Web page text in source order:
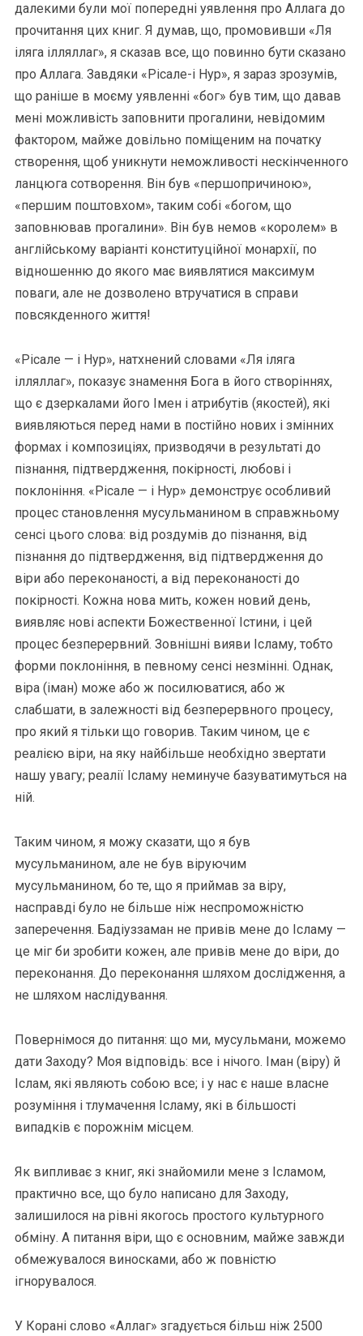
далекими були мої попередні уявлення про Аллага до
прочитання цих книг. Я думав, що, промовивши «Ля
іляга ілляллаг», я сказав все, що повинно бути сказано
про Аллага. Завдяки «Рісале-і Нур», я зараз зрозумів,
що раніше в моєму уявленні «бог» був тим, що давав
мені можливість заповнити прогалини, невідомим
фактором, майже довільно поміщеним на початку
створення, щоб уникнути неможливості нескінченного
ланцюга сотворення. Він був «першопричиною»,
«першим поштовхом», таким собі «богом, що
заповнював прогалини». Він був немов «королем» в
англійському варіанті конституційної монархії, по
відношенню до якого має виявлятися максимум
поваги, але не дозволено втручатися в справи
повсякденного життя!
«Рісале — і Нур», натхнений словами «Ля іляга
ілляллаг», показує знамення Бога в його створіннях,
що є дзеркалами його Імен і атрибутів (якостей), які
виявляються перед нами в постійно нових і змінних
формах і композиціях, призводячи в результаті до
пізнання, підтвердження, покірності, любові і
поклоніння. «Рісале — і Нур» демонструє особливий
процес становлення мусульманином в справжньому
сенсі цього слова: від роздумів до пізнання, від
пізнання до підтвердження, від підтвердження до
віри або переконаності, а від переконаності до
покірності. Кожна нова мить, кожен новий день,
виявляє нові аспекти Божественної Істини, і цей
процес безперервний. Зовнішні вияви Ісламу, тобто
форми поклоніння, в певному сенсі незмінні. Однак,
віра (іман) може або ж посилюватися, або ж
слабшати, в залежності від безперервного процесу,
про який я тільки що говорив. Таким чином, це є
реалією віри, на яку найбільше необхідно звертати
нашу увагу; реалії Ісламу неминуче базуватимуться на
ній.
Таким чином, я можу сказати, що я був
мусульманином, але не був віруючим
мусульманином, бо те, що я приймав за віру,
насправді було не більше ніж неспроможністю
заперечення. Бадіуззаман не привів мене до Ісламу —
це міг би зробити кожен, але привів мене до віри, до
переконання. До переконання шляхом дослідження, а
не шляхом наслідування.
Повернімося до питання: що ми, мусульмани, можемо
дати Заходу? Моя відповідь: все і нічого. Іман (віру) й
Іслам, які являють собою все; і у нас є наше власне
розуміння і тлумачення Ісламу, які в більшості
випадків є порожнім місцем.
Як випливає з книг, які знайомили мене з Ісламом,
практично все, що було написано для Заходу,
залишилося на рівні якогось простого культурного
обміну. А питання віри, що є основним, майже завжди
обмежувалося виносками, або ж повністю
ігнорувалося.
У Корані слово «Аллаг» згадується більш ніж 2500